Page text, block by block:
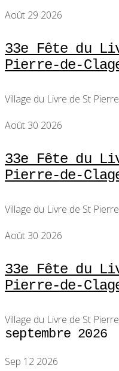
Août 29 2026
33e Fête du
Pierre-de-
Village du Livre de St
Août 30 2026
33e Fête du
Pierre-de-
Village du Livre de St
Août 30 2026
33e Fête du
Pierre-de-
Village du Livre de St
septembre 2026
Sep 12 2026